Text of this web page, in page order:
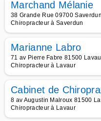
Marchand Mélanie
38 Grande Rue 09700
Chiropracteur à Saverdun
Marianne Labro
71 av Pierre Fabre 81500
Chiropracteur à Lavaur
Cabinet de
8 av Augustin Malroux 81500
Chiropracteur à Lavaur